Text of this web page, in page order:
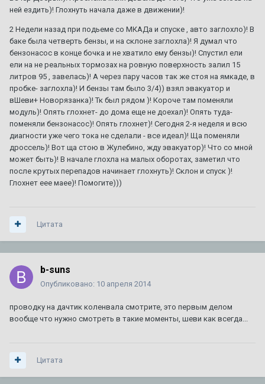
Планирую продажу уникального BLS
Автор:DeathRow,11 июля вBLS
3 ответа 1 158 просмотров
ТО XT5 1 2 3 4 7
Автор:Amidd,1 августа 2017 вXT5
154 ответа 711 188 просмотров
92 или 95 - что лучше ??? 1 2 3
A446MO
Escalade III 2006 — 2014
ответа 140 416 просмотров
ней ездить)! Глохнуть начала даже в движении)!
2 Недели назад при подьеме со МКАДа и спуске , авто заглохло)! В
баке была четверть бензы, и на склоне заглохла)! Я думал что
бензонасос в конце бочка и не хватило ему бензы)! Спустил ели
ели на не реальных тормозах на ровную поверхность залил 15
литров 95 , завелась)! А через пару часов так же стоя на ямкаде, в
пробке- заглохла)! И бензы там было 3/4)) взял эвакуатор и
вШеви+ Новорязанка)! Тк был рядом )! Короче там поменяли
модуль)! Опять глохнет- до дома еще не доехал)! Опять туда-
поменяли бензонасос)! Опять глохнет)! Сегодня 2-я неделя и всю
диагности уже чего тока не сделали - все идеал)! Ща поменяли
дроссель)! Вот ща стою в Жулебино, жду эвакуатор)! Что со мной
может быть)! В начале глохла на малых оборотах, заметил что
после крутых перепадов начинает глохнуть)! Склон и спуск )!
Глохнет еее маее)! Помогите)))
Цитата
b-suns
Опубликовано: 10 апреля 2014
проводку на дачтик коленвала смотрите, это первым делом
вообще что нужно смотреть в такие моменты, шеви как всегда...
Цитата